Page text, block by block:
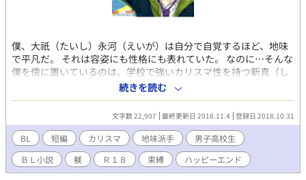
僕、大祇（たいし）永河（えいが）は自分で自覚するほど、地味
で平凡だ。 それは容姿にも性格にも表れていた。 なのに…そんな
僕を傍に置いているのは、学校で強いカリスマ性を持つ新真（し
んま）紗神（さがみ）。 一年前から強制的に同棲までさせて…彼
は僕を躾ける。 僕は彼のことが好きだけど、彼のことを本気で思
うのならば別れた方が良いんじゃないだろうか？ ★ＢＬ＆Ｒ１８
です。
続きを読む
文字数 22,907 最終更新日 2018.11.4 登録日 2018.10.31
BL 短編 カリスマ 地味派手
男子高校生
ＢＬ小説
躾 Ｒ１８ 束縛 ハッピーエンド